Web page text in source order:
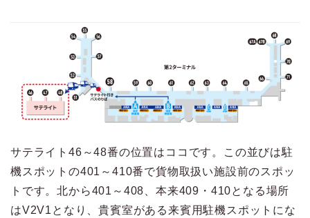
サテライト46～48番の位置はココです。この並びは駐
機スポットの401～410番で貨物取扱い施設前のスポッ
トです。北から401～408、本来409・410となる場所
はV2V1となり、貴賓室がある来賓用駐機スポットにな